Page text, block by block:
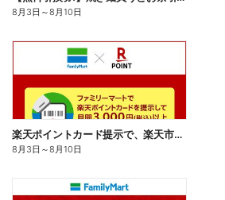
8月3日 ～8月10日
楽天ポイントカード提示で、楽天市場でのお買い物がおトクに!
8月3日 ～8月10日